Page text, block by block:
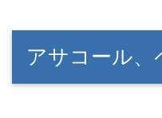
アサコール、